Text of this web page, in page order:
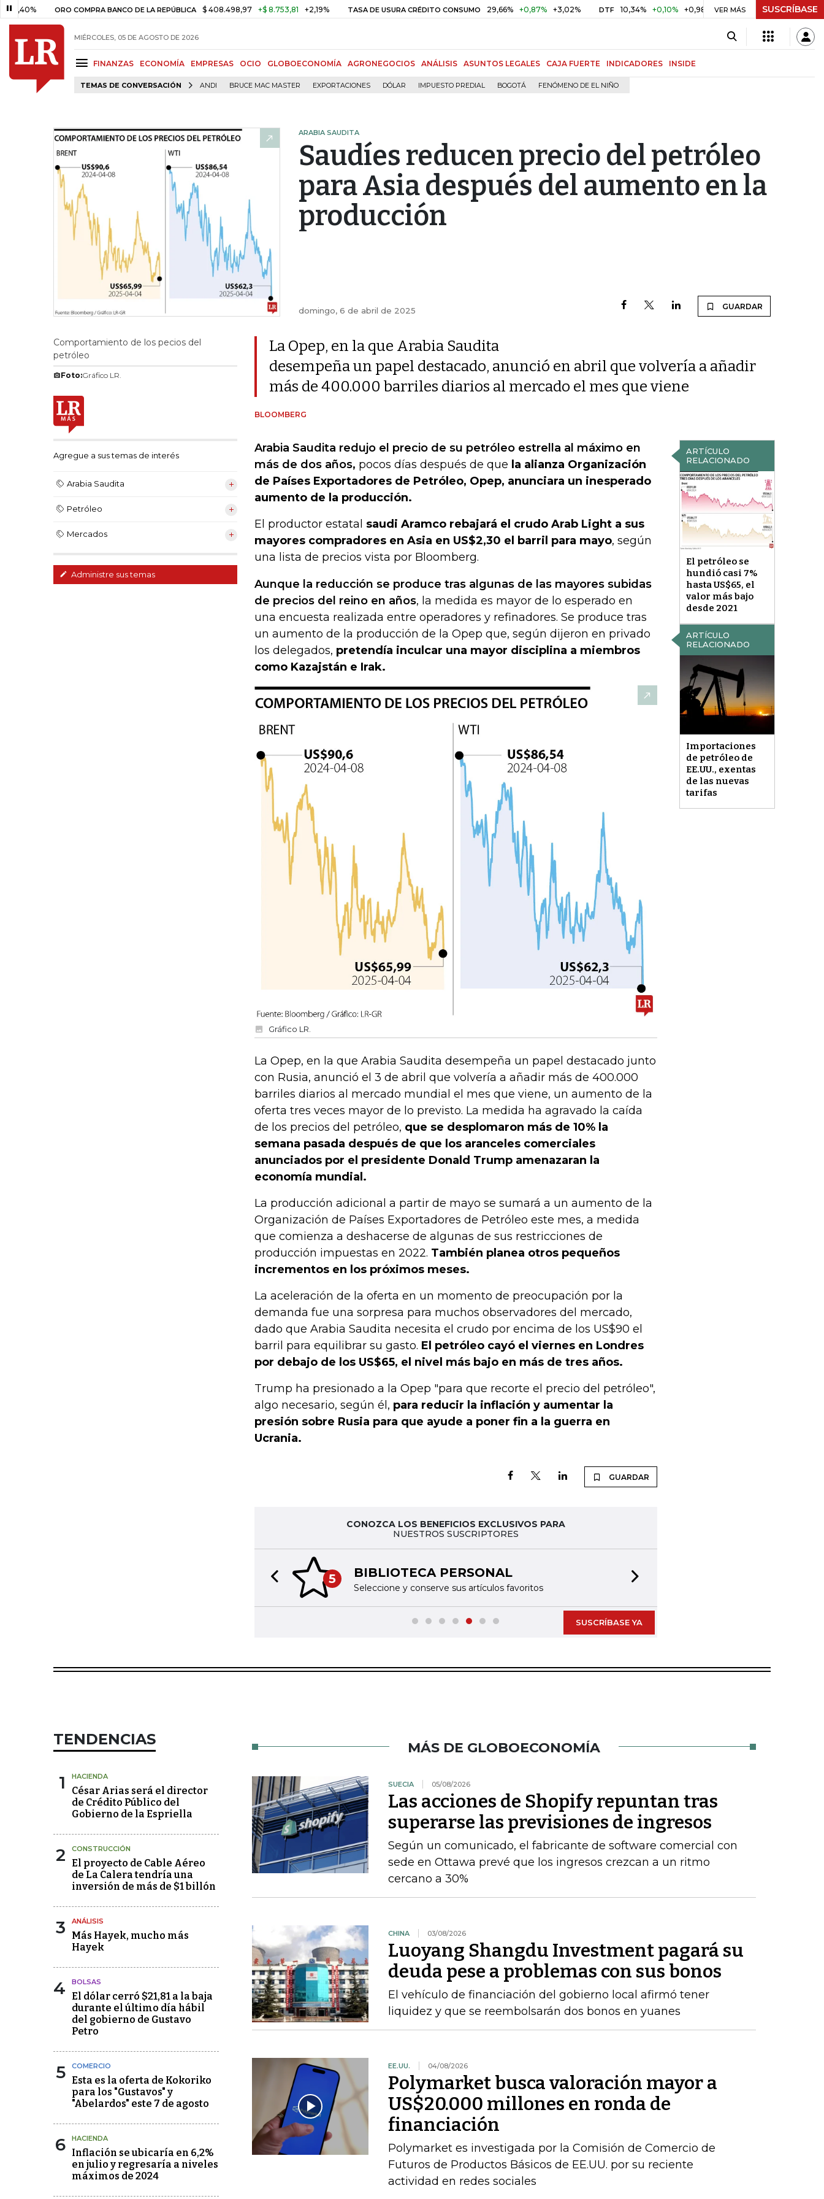
ORO COMPRA BANCO DE LA REPÚBLICA $ 408.498,97 +$ 8.753,81 +2,19% TASA DE USURA CRÉDITO CONSUMO 29,66% +0,87% +3,02% DTF 10,34% +0,10% +0,98% UVR $ 416,86 +$ 0,05 +0,01%
VER MÁS SUSCRÍBASE
MIÉRCOLES, 05 DE AGOSTO DE 2026
FINANZAS ECONOMÍA EMPRESAS OCIO GLOBOECONOMÍA AGRONEGOCIOS ANÁLISIS ASUNTOS LEGALES CAJA FUERTE INDICADORES INSIDE
TEMAS DE CONVERSACIÓN ANDI BRUCE MAC MASTER EXPORTACIONES DÓLAR IMPUESTO PREDIAL BOGOTÁ FENÓMENO DE EL NIÑO
ARABIA SAUDITA
Saudíes reducen precio del petróleo
para Asia después del aumento en la
producción
domingo, 6 de abril de 2025 GUARDAR
Comportamiento de los pecios del
petróleo
Foto:Gráfico LR.
Agregue a sus temas de interés
Arabia Saudita
Petróleo
Mercados
Administre sus temas
La Opep, en la que Arabia Saudita
desempeña un papel destacado, anunció en abril que volvería a añadir
más de 400.000 barriles diarios al mercado el mes que viene
BLOOMBERG
ARTÍCULO
RELACIONADO
El petróleo se
hundió casi 7%
hasta US$65, el
valor más bajo
desde 2021
Arabia Saudita redujo el precio de su petróleo estrella al máximo en
más de dos años, pocos días después de que la alianza Organización
de Países Exportadores de Petróleo, Opep, anunciara un inesperado
aumento de la producción.
El productor estatal saudi Aramco rebajará el crudo Arab Light a sus
mayores compradores en Asia en US$2,30 el barril para mayo, según
una lista de precios vista por Bloomberg.
ARTÍCULO
RELACIONADO
Importaciones
de petróleo de
EE.UU., exentas
de las nuevas
tarifas
Aunque la reducción se produce tras algunas de las mayores subidas
de precios del reino en años, la medida es mayor de lo esperado en
una encuesta realizada entre operadores y refinadores. Se produce tras
un aumento de la producción de la Opep que, según dijeron en privado
los delegados, pretendía inculcar una mayor disciplina a miembros
como Kazajstán e Irak.
Gráfico LR.
La Opep, en la que Arabia Saudita desempeña un papel destacado junto
con Rusia, anunció el 3 de abril que volvería a añadir más de 400.000
barriles diarios al mercado mundial el mes que viene, un aumento de la
oferta tres veces mayor de lo previsto. La medida ha agravado la caída
de los precios del petróleo, que se desplomaron más de 10% la
semana pasada después de que los aranceles comerciales
anunciados por el presidente Donald Trump amenazaran la
economía mundial.
La producción adicional a partir de mayo se sumará a un aumento de la
Organización de Países Exportadores de Petróleo este mes, a medida
que comienza a deshacerse de algunas de sus restricciones de
producción impuestas en 2022. También planea otros pequeños
incrementos en los próximos meses.
La aceleración de la oferta en un momento de preocupación por la
demanda fue una sorpresa para muchos observadores del mercado,
dado que Arabia Saudita necesita el crudo por encima de los US$90 el
barril para equilibrar su gasto. El petróleo cayó el viernes en Londres
por debajo de los US$65, el nivel más bajo en más de tres años.
Trump ha presionado a la Opep "para que recorte el precio del petróleo",
algo necesario, según él, para reducir la inflación y aumentar la
presión sobre Rusia para que ayude a poner fin a la guerra en
Ucrania.
GUARDAR
CONOZCA LOS BENEFICIOS EXCLUSIVOS PARA
NUESTROS SUSCRIPTORES
5 BIBLIOTECA PERSONAL
Seleccione y conserve sus artículos favoritos
Previous slide
SUSCRÍBASE YA
TENDENCIAS
1 HACIENDA
César Arias será el director
de Crédito Público del
Gobierno de la Espriella
2 CONSTRUCCIÓN
El proyecto de Cable Aéreo
de La Calera tendría una
inversión de más de $1 billón
3 ANÁLISIS
Más Hayek, mucho más
Hayek
4 BOLSAS
El dólar cerró $21,81 a la baja
durante el último día hábil
del gobierno de Gustavo
Petro
5 COMERCIO
Esta es la oferta de Kokoriko
para los "Gustavos" y
"Abelardos" este 7 de agosto
6 HACIENDA
Inflación se ubicaría en 6,2%
en julio y regresaría a niveles
máximos de 2024
MÁS DE GLOBOECONOMÍA
SUECIA 05/08/2026
Las acciones de Shopify repuntan tras
superarse las previsiones de ingresos
Según un comunicado, el fabricante de software comercial con
sede en Ottawa prevé que los ingresos crezcan a un ritmo
cercano a 30%
CHINA 03/08/2026
Luoyang Shangdu Investment pagará su
deuda pese a problemas con sus bonos
El vehículo de financiación del gobierno local afirmó tener
liquidez y que se reembolsarán dos bonos en yuanes
EE.UU. 04/08/2026
Polymarket busca valoración mayor a
US$20.000 millones en ronda de
financiación
Polymarket es investigada por la Comisión de Comercio de
Futuros de Productos Básicos de EE.UU. por su reciente
actividad en redes sociales